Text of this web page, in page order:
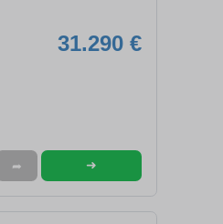
31.290 €
➦ ➜